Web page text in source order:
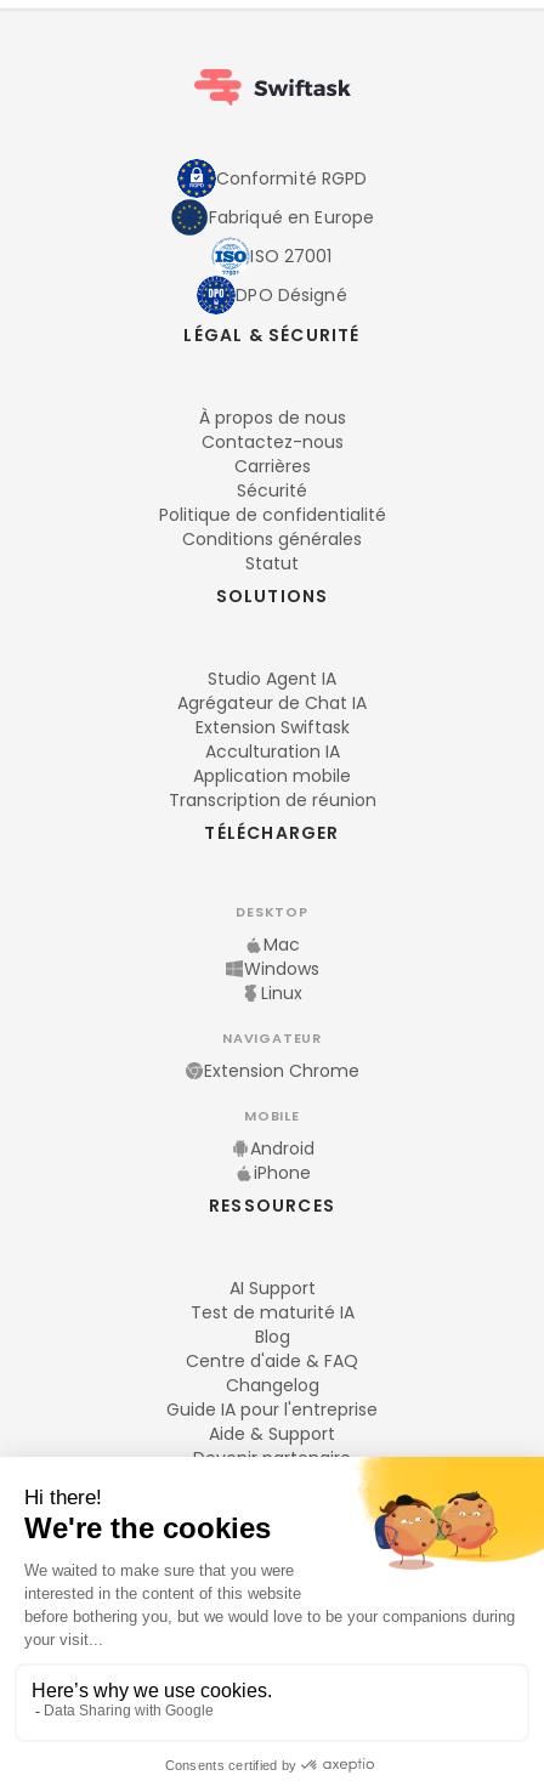
Conformité RGPD
Fabriqué en Europe
ISO 27001
DPO Désigné
LÉGAL & SÉCURITÉ
À propos de nous
Contactez-nous
Carrières
Sécurité
Politique de confidentialité
Conditions générales
Statut
SOLUTIONS
Studio Agent IA
Agrégateur de Chat IA
Extension Swiftask
Acculturation IA
Application mobile
Transcription de réunion
TÉLÉCHARGER
DESKTOP
Mac
Windows
Linux
NAVIGATEUR
Extension Chrome
MOBILE
Android
iPhone
RESSOURCES
AI Support
Test de maturité IA
Blog
Centre d'aide & FAQ
Changelog
Guide IA pour l'entreprise
Aide & Support
Devenir partenaire
LANGUES
Français
English
2026Swiftask. Tous droits réservés.